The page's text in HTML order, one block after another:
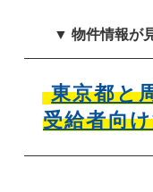
▼ 物件情報が
東京都と
受給者向